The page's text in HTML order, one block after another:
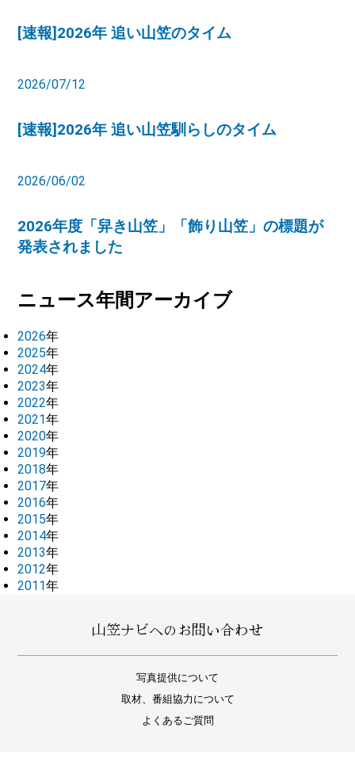
[速報]2026年 追い山笠のタイム
2026/07/12
[速報]2026年 追い山笠馴らしのタイム
2026/06/02
2026年度「舁き山笠」「飾り山笠」の標題が
発表されました
ニュース年間アーカイブ
2026年
2025年
2024年
2023年
2022年
2021年
2020年
2019年
2018年
2017年
2016年
2015年
2014年
2013年
2012年
2011年
山笠ナビへのお問い合わせ
写真提供について
取材、番組協力について
よくあるご質問